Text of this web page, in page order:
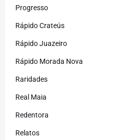
Progresso
Rápido Crateús
Rápido Juazeiro
Rápido Morada Nova
Raridades
Real Maia
Redentora
Relatos